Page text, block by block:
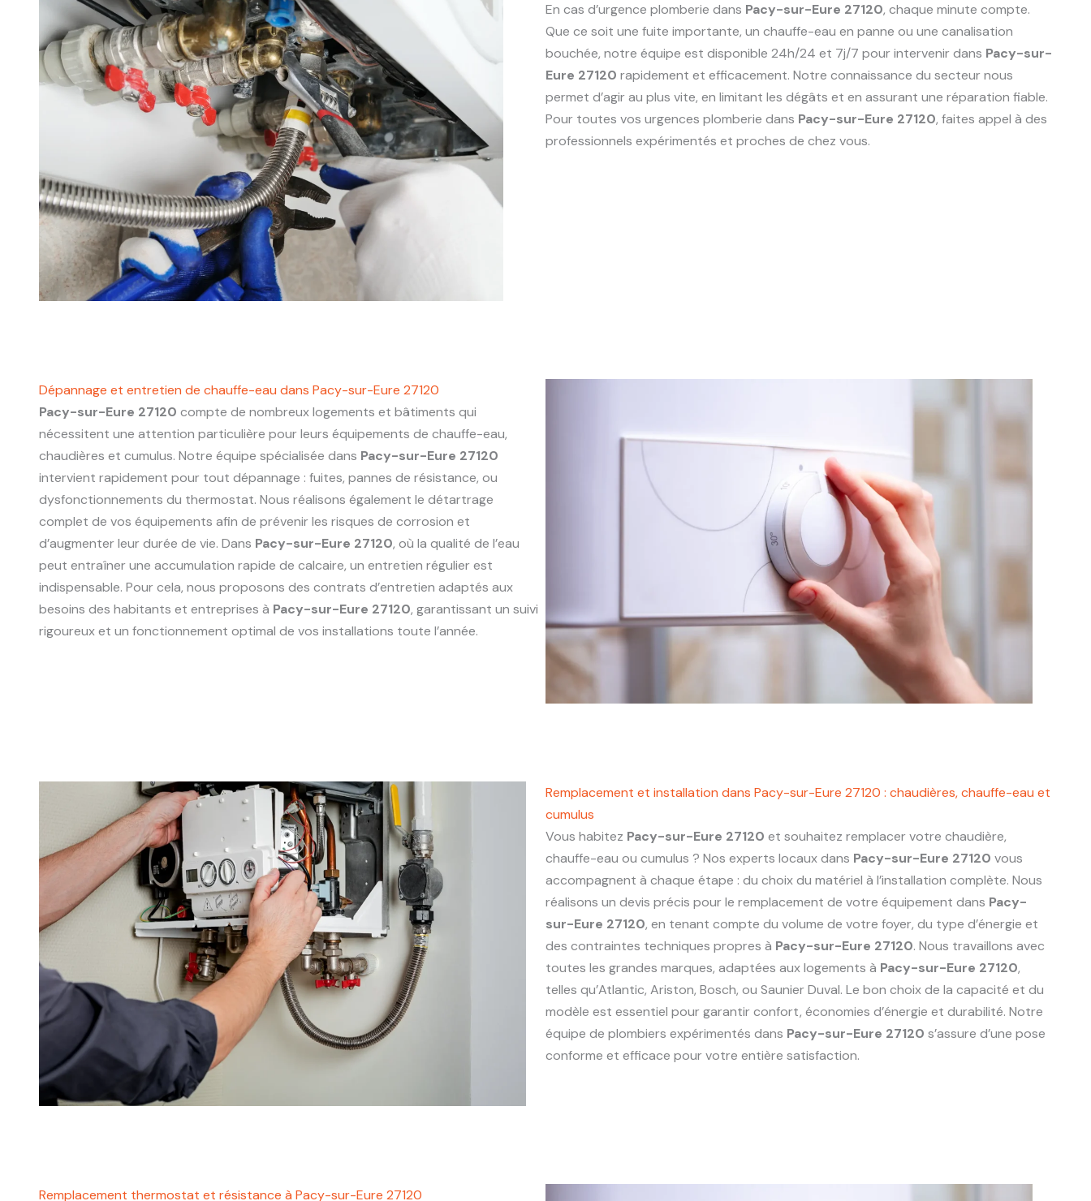
En cas d’urgence plomberie dans Pacy-sur-Eure 27120, chaque minute compte.
Que ce soit une fuite importante, un chauffe-eau en panne ou une canalisation
bouchée, notre équipe est disponible 24h/24 et 7j/7 pour intervenir dans Pacy-sur-
Eure 27120 rapidement et efficacement. Notre connaissance du secteur nous
permet d’agir au plus vite, en limitant les dégâts et en assurant une réparation fiable.
Pour toutes vos urgences plomberie dans Pacy-sur-Eure 27120, faites appel à des
professionnels expérimentés et proches de chez vous.
Dépannage et entretien de chauffe-eau dans Pacy-sur-Eure 27120
Pacy-sur-Eure 27120 compte de nombreux logements et bâtiments qui
nécessitent une attention particulière pour leurs équipements de chauffe-eau,
chaudières et cumulus. Notre équipe spécialisée dans Pacy-sur-Eure 27120
intervient rapidement pour tout dépannage : fuites, pannes de résistance, ou
dysfonctionnements du thermostat. Nous réalisons également le détartrage
complet de vos équipements afin de prévenir les risques de corrosion et
d’augmenter leur durée de vie. Dans Pacy-sur-Eure 27120, où la qualité de l’eau
peut entraîner une accumulation rapide de calcaire, un entretien régulier est
indispensable. Pour cela, nous proposons des contrats d’entretien adaptés aux
besoins des habitants et entreprises à Pacy-sur-Eure 27120, garantissant un suivi
rigoureux et un fonctionnement optimal de vos installations toute l’année.
Remplacement et installation dans Pacy-sur-Eure 27120 : chaudières, chauffe-eau et
cumulus
Vous habitez Pacy-sur-Eure 27120 et souhaitez remplacer votre chaudière,
chauffe-eau ou cumulus ? Nos experts locaux dans Pacy-sur-Eure 27120 vous
accompagnent à chaque étape : du choix du matériel à l’installation complète. Nous
réalisons un devis précis pour le remplacement de votre équipement dans Pacy-
sur-Eure 27120, en tenant compte du volume de votre foyer, du type d’énergie et
des contraintes techniques propres à Pacy-sur-Eure 27120. Nous travaillons avec
toutes les grandes marques, adaptées aux logements à Pacy-sur-Eure 27120,
telles qu’Atlantic, Ariston, Bosch, ou Saunier Duval. Le bon choix de la capacité et du
modèle est essentiel pour garantir confort, économies d’énergie et durabilité. Notre
équipe de plombiers expérimentés dans Pacy-sur-Eure 27120 s’assure d’une pose
conforme et efficace pour votre entière satisfaction.
Remplacement thermostat et résistance à Pacy-sur-Eure 27120